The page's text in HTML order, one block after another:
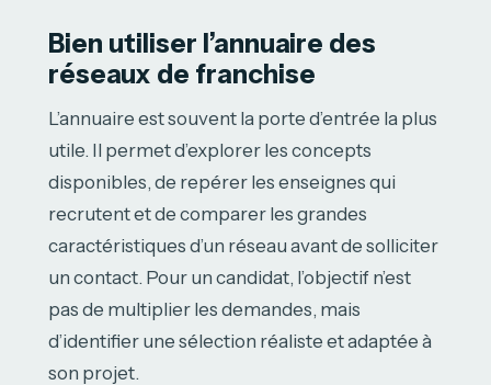
Bien utiliser l’annuaire des
réseaux de franchise
L’annuaire est souvent la porte d’entrée la plus
utile. Il permet d’explorer les concepts
disponibles, de repérer les enseignes qui
recrutent et de comparer les grandes
caractéristiques d’un réseau avant de solliciter
un contact. Pour un candidat, l’objectif n’est
pas de multiplier les demandes, mais
d’identifier une sélection réaliste et adaptée à
son projet.